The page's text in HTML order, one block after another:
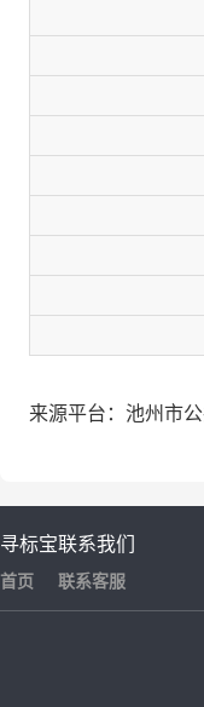
来源平台：池州市
寻标宝
首页
联系我们
联系客服